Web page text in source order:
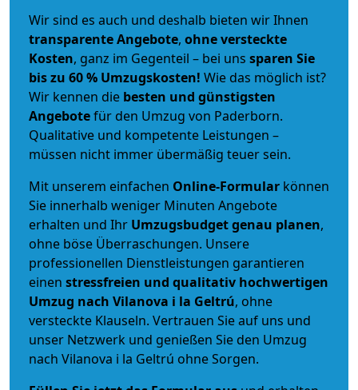
Wir sind es auch und deshalb bieten wir Ihnen
transparente Angebote, ohne versteckte
Kosten, ganz im Gegenteil – bei uns sparen Sie
bis zu 60 % Umzugskosten! Wie das möglich ist?
Wir kennen die besten und günstigsten
Angebotefür den Umzug von Paderborn.
Qualitative und kompetente Leistungen –
müssen nicht immer übermäßig teuer sein.
Mit unserem einfachen Online-Formular können
Sie innerhalb weniger Minuten Angebote
erhalten und Ihr Umzugsbudgetgenau planen,
ohne böse Überraschungen. Unsere
professionellen Dienstleistungen garantieren
einen stressfreien und qualitativ hochwertigen
Umzug nach Vilanova i la Geltrú, ohne
versteckte Klauseln. Vertrauen Sie auf uns und
unser Netzwerk und genießen Sie den Umzug
nach Vilanova i la Geltrú ohne Sorgen.